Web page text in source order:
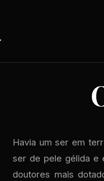
Havia um ser em
ser de pele gélida e
doutores mais